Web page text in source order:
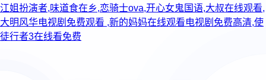
江姐扮演者,味道食在乡,恋骑士ova,开心女鬼国语,大叔在线观看,
大明风华电视剧免费观看 ,新的妈妈在线观看电视剧免费高清,使
徒行者3在线看免费